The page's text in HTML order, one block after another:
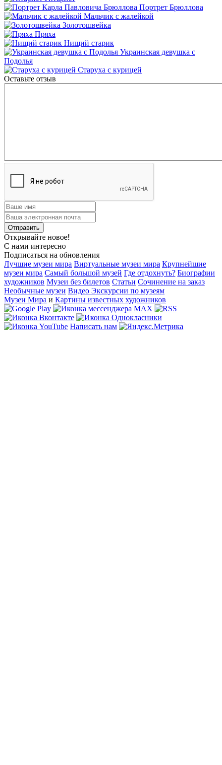
Портрет Брюллова
Мальчик с жалейкой
Золотошвейка
Пряха
Нищий старик
Украинская девушка с
Подолья
Старуха с курицей
Оставьте отзыв
Открывайте новое!
С нами интересно
Подписаться на обновления
Лучшие музеи мира Виртуальные музеи мира Крупнейшие
музеи мира Самый большой музей Где отдохнуть? Биографии
художников Музеи без билетов Статьи Сочинение на заказ
Необычные музеи Видео Экскурсии по музеям
Музеи Мира и Картины известных художников
Написать нам